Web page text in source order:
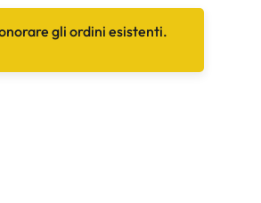
gli ordini esistenti.